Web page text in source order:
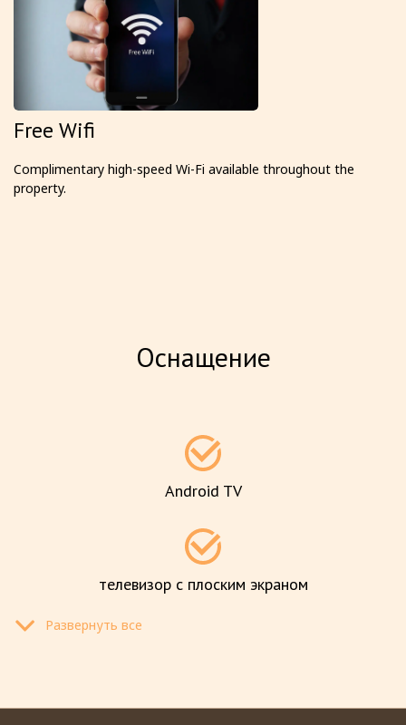
Free Wifi
Complimentary high-speed Wi-Fi available throughout the
property.
Оснащение
Android TV
телевизор с плоским экраном
Развернуть все